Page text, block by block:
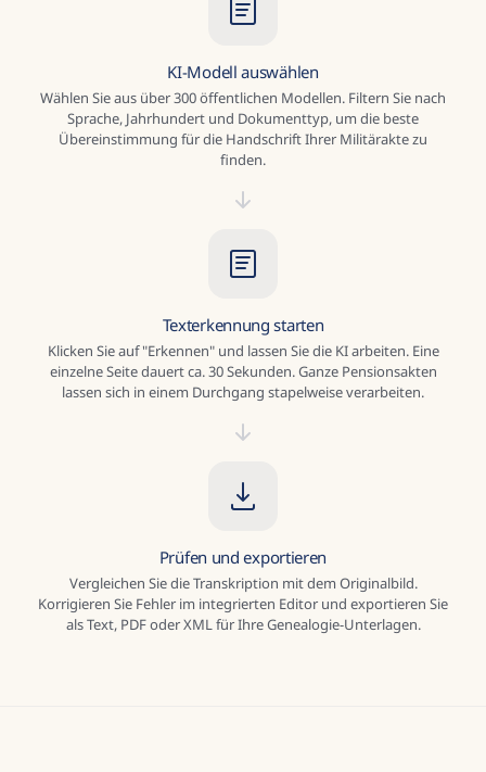
KI-Modell auswählen
Wählen Sie aus über 300 öffentlichen Modellen. Filtern Sie nach
Sprache, Jahrhundert und Dokumenttyp, um die beste
Übereinstimmung für die Handschrift Ihrer Militärakte zu
finden.
Texterkennung starten
Klicken Sie auf "Erkennen" und lassen Sie die KI arbeiten. Eine
einzelne Seite dauert ca. 30 Sekunden. Ganze Pensionsakten
lassen sich in einem Durchgang stapelweise verarbeiten.
Prüfen und exportieren
Vergleichen Sie die Transkription mit dem Originalbild.
Korrigieren Sie Fehler im integrierten Editor und exportieren Sie
als Text, PDF oder XML für Ihre Genealogie-Unterlagen.